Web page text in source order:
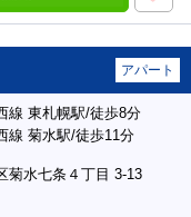
アパート
線 東札幌駅/徒歩8分
線 菊水駅/徒歩11分
菊水七条４丁目 3-13